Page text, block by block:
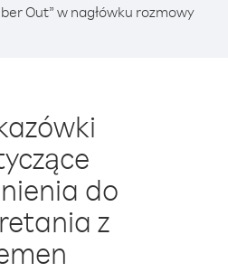
Out” w nagłówku rozmowy
do
z